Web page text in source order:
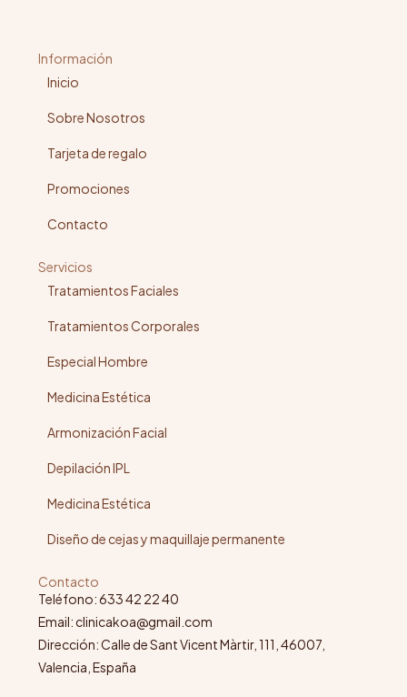
Información
Inicio
Sobre Nosotros
Tarjeta de regalo
Promociones
Contacto
Servicios
Tratamientos Faciales
Tratamientos Corporales
Especial Hombre
Medicina Estética
Armonización Facial
Depilación IPL
Medicina Estética
Diseño de cejas y maquillaje permanente
Contacto
Teléfono: 633 42 22 40
Email: clinicakoa@gmail.com
Dirección: Calle de Sant Vicent Màrtir, 111, 46007,
Valencia, España